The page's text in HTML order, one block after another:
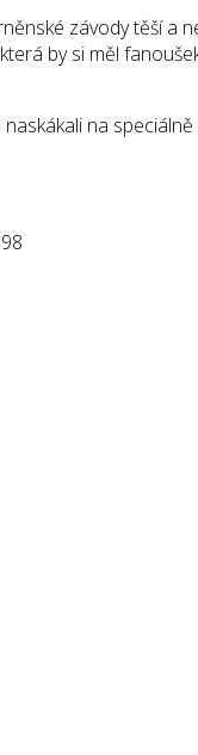
závody těší
by si měl
na